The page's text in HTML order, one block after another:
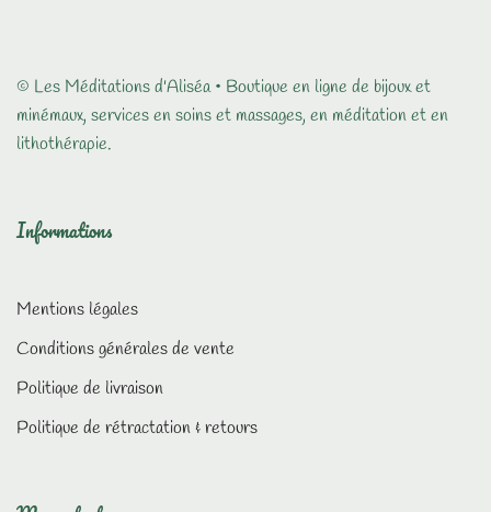
© Les Méditations d'Aliséa • Boutique en ligne de bijoux et
minémaux, services en soins et massages, en méditation et en
lithothérapie.
Informations
Mentions légales
Conditions générales de vente
Politique de livraison
Politique de rétractation & retours